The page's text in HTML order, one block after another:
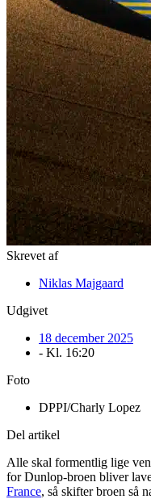
Skrevet af
Niklas Majgaard
Udgivet
18 december 2025
- Kl. 16:20
Foto
DPPI/Charly Lopez
Del artikel
Alle skal formentlig lige
for Dunlop-broen bliver
France, så skifter broen så